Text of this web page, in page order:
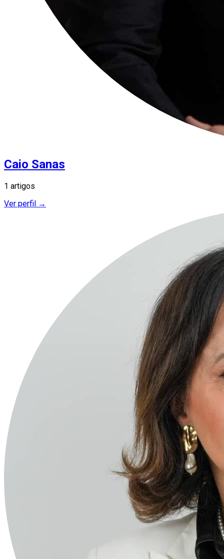
Caio Sanas
1 artigos
Ver perfil →